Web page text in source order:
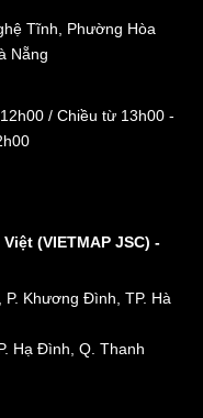
Tĩnh, Phường Hòa
Nẵng
/ Chiều từ 13h00 -
(VIETMAP JSC) -
Khương Đình, TP. Hà
Hạ Đình, Q. Thanh